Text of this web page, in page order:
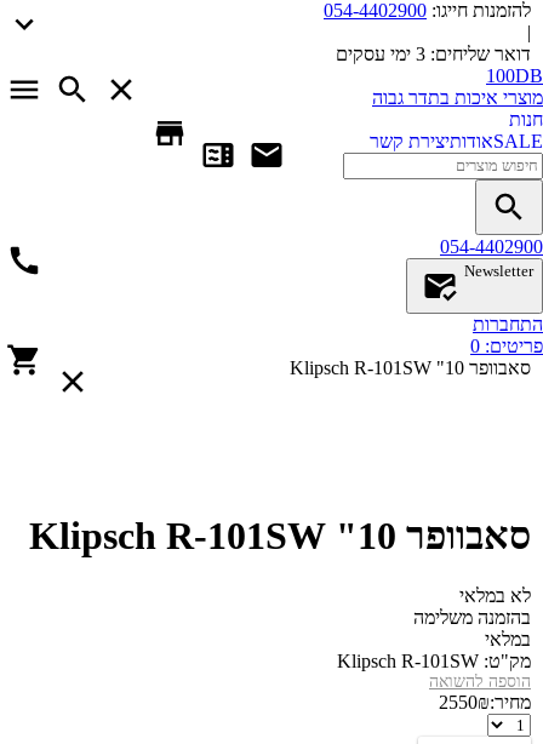
להזמנות חייגו: 054-4402900
|
דואר שליחים: 3 ימי עסקים
100DB
מוצרי איכות בתדר גבוה
חנות
SALEאודותיצירת קשר
054-4402900
Newsletter
התחברות
פריטים: 0
סאבוופר 10" Klipsch R-101SW
סאבוופר 10" Klipsch R-101SW
לא במלאי
בהזמנה משלימה
במלאי
מק"ט: Klipsch R-101SW
הוספה להשואה
מחיר: 2550₪
סאבוופר